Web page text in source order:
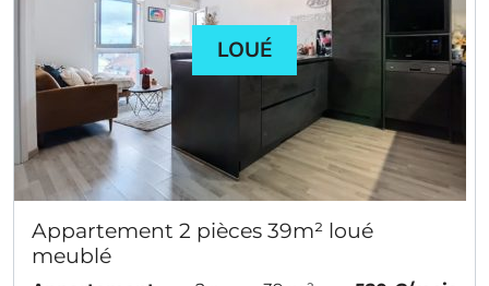
LOUÉ
Appartement 2 pièces 39m² loué
meublé